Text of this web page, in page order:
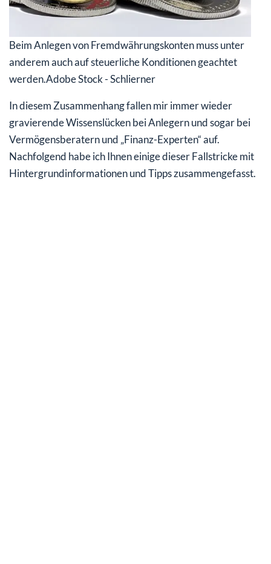
Beim Anlegen von Fremdwährungskonten muss unter
anderem auch auf steuerliche Konditionen geachtet
werden.Adobe Stock - Schlierner
In diesem Zusammenhang fallen mir immer wieder
gravierende Wissenslücken bei Anlegern und sogar bei
Vermögensberatern und „Finanz-Experten“ auf.
Nachfolgend habe ich Ihnen einige dieser Fallstricke mit
Hintergrundinformationen und Tipps zusammengefasst.